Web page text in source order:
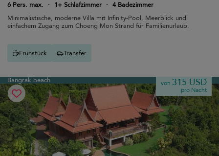
6 Pers. max.
· 1+ Schlafzimmer · 4 Badezimmer
Minimalistische, moderne Villa mit Infinity-Pool, Meerblick und
einfachem Zugang zum Choeng Mon Strand für Familienurlaub.
Frühstück Transfer
Bangrak beach von 315 USD
pro Nacht